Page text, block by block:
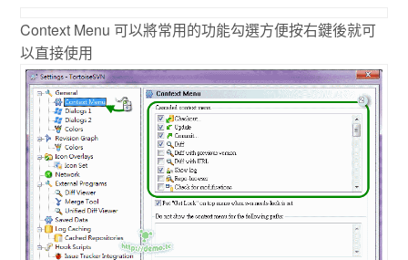
Context Menu 可以將常用的功能勾選方便按右鍵後就可
以直接使用